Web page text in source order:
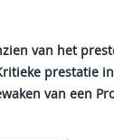
van het
prestatie
van een